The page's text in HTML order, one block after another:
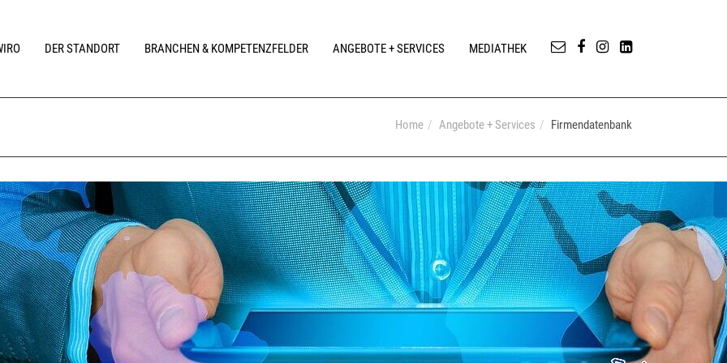
DER STANDORT BRANCHEN & KOMPETENZFELDER ANGEBOTE + SERVICES MEDIATHEK
Home Angebote + Services Firmendatenbank